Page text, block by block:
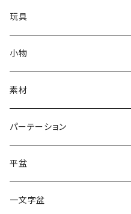
玩具
小物
素材
パーテーション
平盆
一文字盆